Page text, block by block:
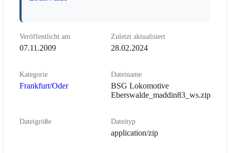
Veröffentlicht am
07.11.2009
Zuletzt aktualisiert
28.02.2024
Kategorie
Frankfurt/Oder
Dateiname
BSG Lokomotive
Eberswalde_maddin83_ws.zip
Dateigröße Dateityp
application/zip